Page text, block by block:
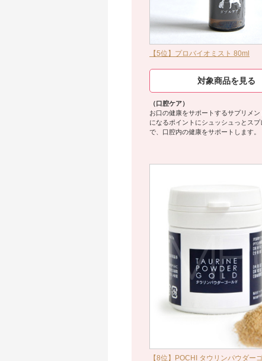
【5位】プロバイオミスト 80ml
対象商品を見る
（口腔ケア）
お口の健康をサポートするサプリメ
になるポイントにシュッシュっとスプ
で、口腔内の健康をサポートします。
【8位】POCHI タウリンパウダー